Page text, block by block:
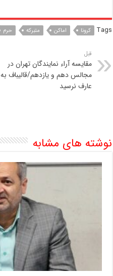
Tags کرونا اماکن متبرکه حرم
قبل
مقایسه آراء نمایندگان تهران در
مجالس دهم و یازدهم/قالیباف به
عارف نرسید
نوشته های مشابه